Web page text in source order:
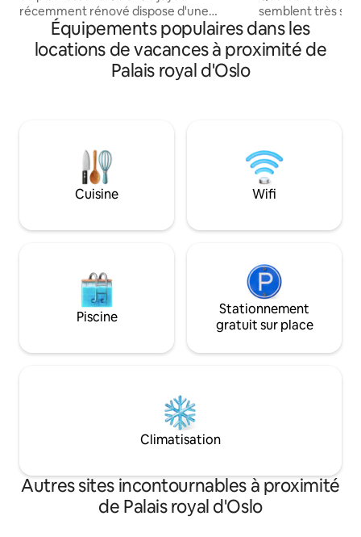
récemment rénové dispose d'une
mezzanine confortable avec un lit
Queen Size et un canapé-lit confortable
dans le séjour. Profitez d'un salon
spacieux, d'une cuisine entièrement
proximité du meilleur d'Oslo :
restaurants, boutiques et principales
attractions. Découvrez la modernité et
la commodité dans l'un des bâtiments
semblent très satisfaits !
quelques minutes
Aker Brygge,
château royal,
ou d'avoir des
Pour la vidéo,
Équipements populaires dans les
locations de vacances à proximité de
Palais royal d'Oslo
Cuisine Wifi
Piscine
Stationnement
gratuit sur place
Climatisation
Autres sites incontournables à proximité
de Palais royal d'Oslo